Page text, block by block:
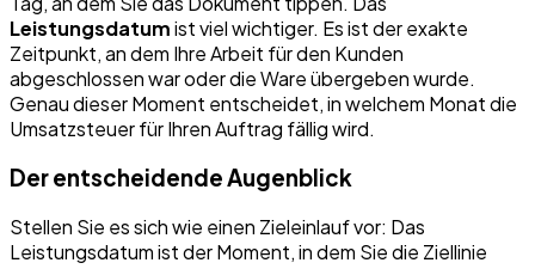
Leistungsdatumist viel wichtiger. Es ist der exakte
Zeitpunkt, an dem Ihre Arbeit für den Kunden
abgeschlossen war oder die Ware übergeben wurde.
Genau dieser Moment entscheidet, in welchem Monat die
Umsatzsteuer für Ihren Auftrag fällig wird.
Der entscheidende Augenblick
Stellen Sie es sich wie einen Zieleinlauf vor: Das
Leistungsdatum ist der Moment, in dem Sie die Ziellinie